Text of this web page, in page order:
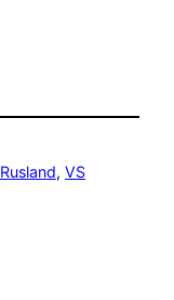
Rusland, VS